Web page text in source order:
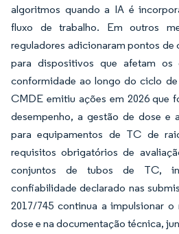
algoritmos quando a IA é
fluxo de trabalho. Em outros
reguladores adicionaram pontos
para dispositivos que afetam
conformidade ao longo do ciclo
CMDE emitiu ações em 2026 que
desempenho, a gestão de dose e
para equipamentos de TC de
requisitos obrigatórios de
conjuntos de tubos de TC,
confiabilidade declarado nas
2017/745 continua a impulsionar
dose e na documentação técnica,